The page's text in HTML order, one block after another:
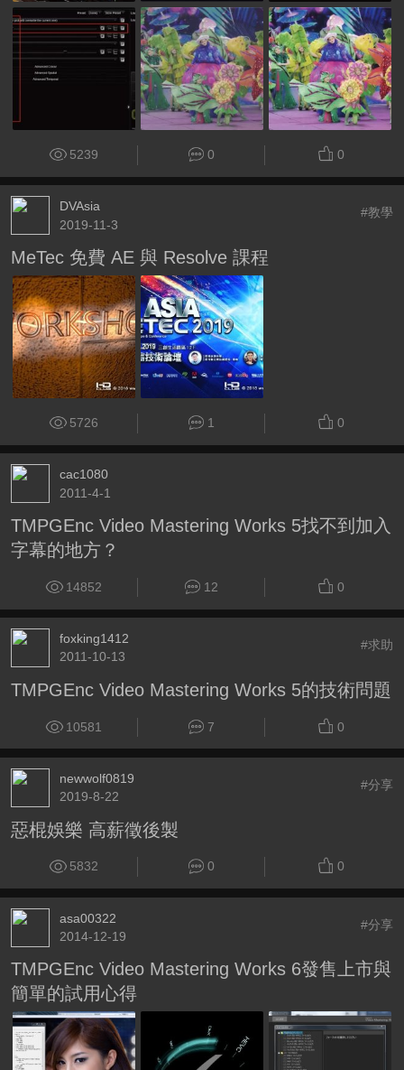
5239 0 0
DVAsia
2019-11-3
#教學
MeTec 免費 AE 與 Resolve 課程
5726 1 0
cac1080
2011-4-1
TMPGEnc Video Mastering Works 5找不到加入
字幕的地方？
14852 12 0
foxking1412
2011-10-13
#求助
TMPGEnc Video Mastering Works 5的技術問題
10581 7 0
newwolf0819
2019-8-22
#分享
惡棍娛樂 高薪徵後製
5832 0 0
asa00322
2014-12-19
#分享
TMPGEnc Video Mastering Works 6發售上市與
簡單的試用心得